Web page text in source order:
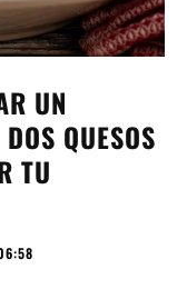
UN
QUESOS
TU